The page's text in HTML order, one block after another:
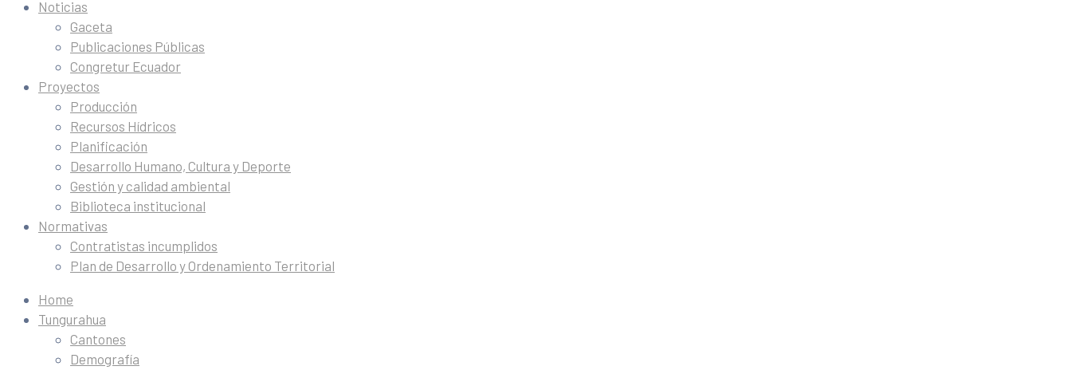
Noticias
Gaceta
Publicaciones Públicas
Congretur Ecuador
Proyectos
Producción
Recursos Hídricos
Planificación
Desarrollo Humano, Cultura y Deporte
Gestión y calidad ambiental
Biblioteca institucional
Normativas
Contratistas incumplidos
Plan de Desarrollo y Ordenamiento Territorial
Home
Tungurahua
Cantones
Demografía